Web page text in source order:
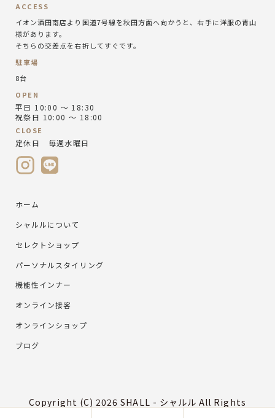
ACCESS
イオン酒田南店より国道7号線を秋田方面へ向かうと、右手に洋服の青山
様があります。
そちらの交差点を右折してすぐです。
駐車場
8台
OPEN
平日 10:00 ～ 18:30
祝祭日 10:00 ～ 18:00
CLOSE
定休日 毎週水曜日
ホーム
シャルルについて
セレクトショップ
パーソナルスタイリング
機能性インナー
オンライン接客
オンラインショップ
ブログ
Copyright (C) 2026 SHALL - シャルル All Rights